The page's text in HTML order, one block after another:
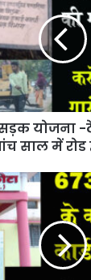
सड़क योजना
साल में रोड